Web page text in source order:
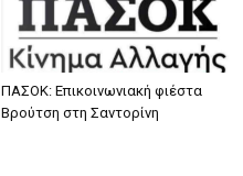
ΠΑΣΟΚ: Επικοινωνιακή φιέστα
Βρούτση στη Σαντορίνη